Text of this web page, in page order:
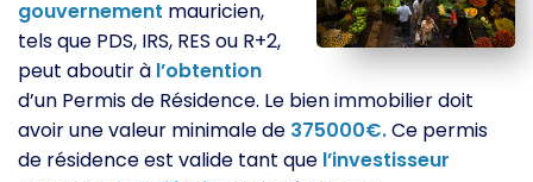
gouvernement mauricien,
tels que PDS, IRS, RES ou R+2,
peut aboutir à l’obtention
d’un Permis de Résidence. Le bien immobilier doit
avoir une valeur minimale de 375000€.Ce permis
de résidence est valide tant que l’investisseur